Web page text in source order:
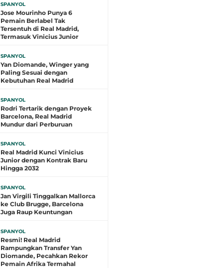
SPANYOL
Jose Mourinho Punya 6
Pemain Berlabel Tak
Tersentuh di Real Madrid,
Termasuk Vinicius Junior
SPANYOL
Yan Diomande, Winger yang
Paling Sesuai dengan
Kebutuhan Real Madrid
SPANYOL
Rodri Tertarik dengan Proyek
Barcelona, Real Madrid
Mundur dari Perburuan
SPANYOL
Real Madrid Kunci Vinicius
Junior dengan Kontrak Baru
Hingga 2032
SPANYOL
Jan Virgili Tinggalkan Mallorca
ke Club Brugge, Barcelona
Juga Raup Keuntungan
SPANYOL
Resmi! Real Madrid
Rampungkan Transfer Yan
Diomande, Pecahkan Rekor
Pemain Afrika Termahal